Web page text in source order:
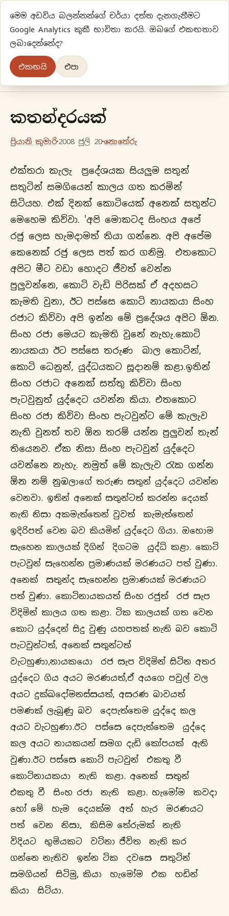
ප්‍රියානිගේ අදහස්‍...
මුල් පිටුවවර්ගීකරණ
කතන්දරයක්
ප්‍රියානි කුමාරි 2008 ජූලි 20 නොතේරු
එක්තරා කැලැ ප්‍රදේශයක සියලුම සතුන්
සතුටින් සමගියෙන් කාලය ගත කරමින්
සිටියහ. එක් දිනක් කොටියෙක් අනෙක් සතුන්ට
මෙහෙම කිව්වා. 'අපි මොකටද සිංහය අපේ
රජු ලෙස හැමදාමත් තියා ගන්නෙ. අපි අපේම
කෙනෙක් රජු ලෙස පත් කර ගනිමු. එතකොට
අපිට මීට වඩා හොදට ජීවත් වෙන්න
පුලුවන්නෙ, කොටි වැඩි පිරිසක් ඒ අදහසට
කැමති වුනා, ඊට පස්සෙ කොටි නායකයා සිංහ
රජාට කිව්වා අපි ඉන්න මේ ප්‍රදේශය අපිට ඕන.
සිංහ රජා මෙයට කැමති වුනේ නැහැ.කොටි
නායකයා ඊට පස්සෙ තරුණ බාල කොටින්,
කොටි ධෙනුන්, යුද්ධයකට සූදානම් කළා.ඉතින්
සිංහ රජාට අනෙක් සත්තු කිව්වා සිංහ
පැටවුනුත් යුද්දෙට යවන්න කියා. එතකොට
සිංහ රජා කිව්වා සිංහ පැටවුන්ට මේ කැලැව
නැති වුනත් තව ඕන තරම් යන්න පුලුවන් තැන්
තියෙනව. ඒක නිසා සිංහ පැටවුන් යුද්දෙට
යවන්නෙ නැහැ. නමුත් මේ කැලැව රැක ගන්න
ඕන නම් නුඹලාගේ තරුණ සතුන් යුද්දෙට යවන්න
වෙනවා. ඉතින් අනෙක් සතුන්ටත් කරන්න දෙයක්
නැති නිසා අකමැත්තෙන් වුවත් කැමැත්තෙන්
ඉදිරිපත් වෙන බව කියමින් යුද්දෙට ගියා. ඔහොම
සැහෙන කාලයක් දිගින් දිගටම යුද්ධ් කළා. කොටි
පැටවුන් සැහෙන්න ප්‍රමාණයක් මරණයට පත් වුණා.
අනෙක් සතුන්ද සැහෙන්න ප්‍රමාණයක් මරණයට
පත් වුණා. කොටිනායකයත් සිංහ රජුත් රජ සැප
විදිමින් කාලය ගත කළා. ටික කාලයක් ගත වෙන
කොට යුද්දෙන් සිදු වුණු යහපතක් නැති බව කොටි
පැටවුන්ටත්, අනෙක් සතුන්ටත්
වැටහුණා,නායකයො රජ සැප විදිමින් සිටින අතර
යුද්දෙට ගිය අයට මරණයත්,ඒ අයගෙ පවුල් වල
අයට දුක්ඛදෝමනස්සයත්, අසරණ බාවයත්
පමණක් ලැබුණු බව දෙපැත්තෙම යුද්දෙ කල
අයට වැටහුණා.ඊට පස්සෙ දෙපැත්තෙම යුද්දෙ
කල අයට නායකයන් සමග දැඩි කෝපයක් ඇති
වුණා.ඊට පස්සෙ කොටි පැටවුන් එකතු වී
කොටිනායකයා නැති කළා. අනෙක් සතුන්
එකතු වී සිංහ රජා නැති කළා. හැමෝම කවදා
හෝ මේ හැම දෙයක්ම අත් හැර මරණයට
පත් වෙන නිසා, කිසිම තේරුමක් නැති
විදියට භුමියකට වටිනා ජීවිත නැති කර
ගන්නෙ නැතිව ඉන්න ටික දවසෙ සතුටින්
සමගියන් සිටිමු, කියා හැමෝම එක හඩින්
කියා සිටියා.
මෙම අඩවිය බලන්නන්ගේ චර්යා දත්ත දැනගැනීමට
Google Analytics කුකී භාවිතා කරයි. ඔබගේ එකඟතාව
ලබාදෙන්නේද?
එකඟයි එපා